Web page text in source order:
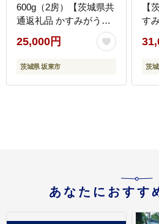
600g（2房）【茨城県共
通返礼品 かすみがうら
25,000円
茨城県 坂東市
【
す
茨
あなたにおすす